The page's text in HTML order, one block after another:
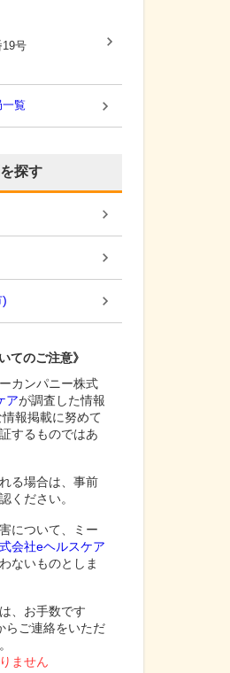
19号
覧
探す
)
てのご注意》
カンパニー株式
アが調査した情報
報掲載に努めて
するものではあ
る場合は、事前
ください。
について、ミー
会社eヘルスケア
ないものとしま
、お手数です
らご連絡をいただ
ません